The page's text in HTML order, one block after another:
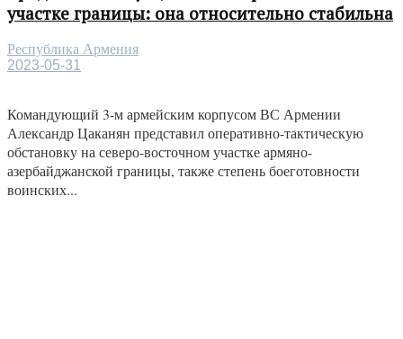
участке границы: она относительно стабильна
Республика Армения
2023-05-31
Командующий 3-м армейским корпусом ВС Армении
Александр Цаканян представил оперативно-тактическую
обстановку на северо-восточном участке армяно-
азербайджанской границы, также степень боеготовности
воинских...